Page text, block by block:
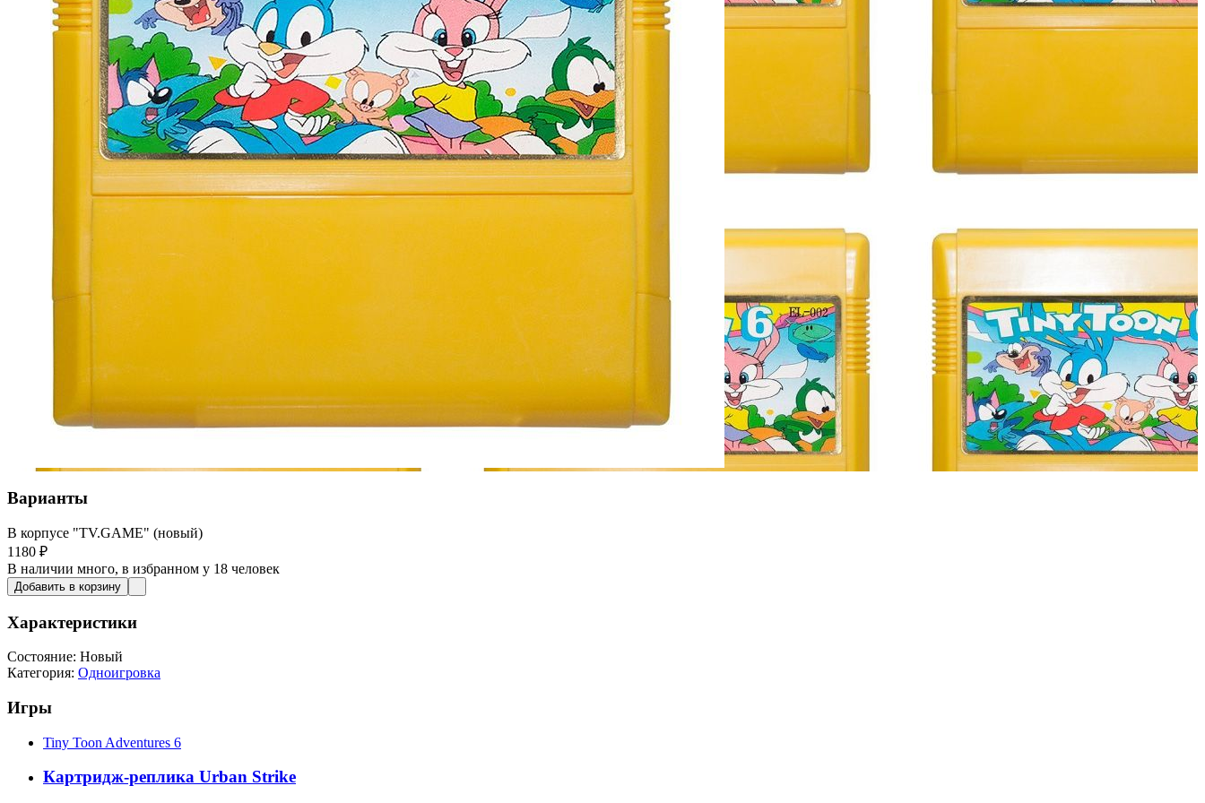
Варианты
В корпусе "TV.GAME" (новый)
1180 ₽
В наличии много, в избранном у 18 человек
Добавить в корзину
Характеристики
Состояние: Новый
Категория: Одноигровка
Игры
Tiny Toon Adventures 6
Картридж-реплика Urban Strike